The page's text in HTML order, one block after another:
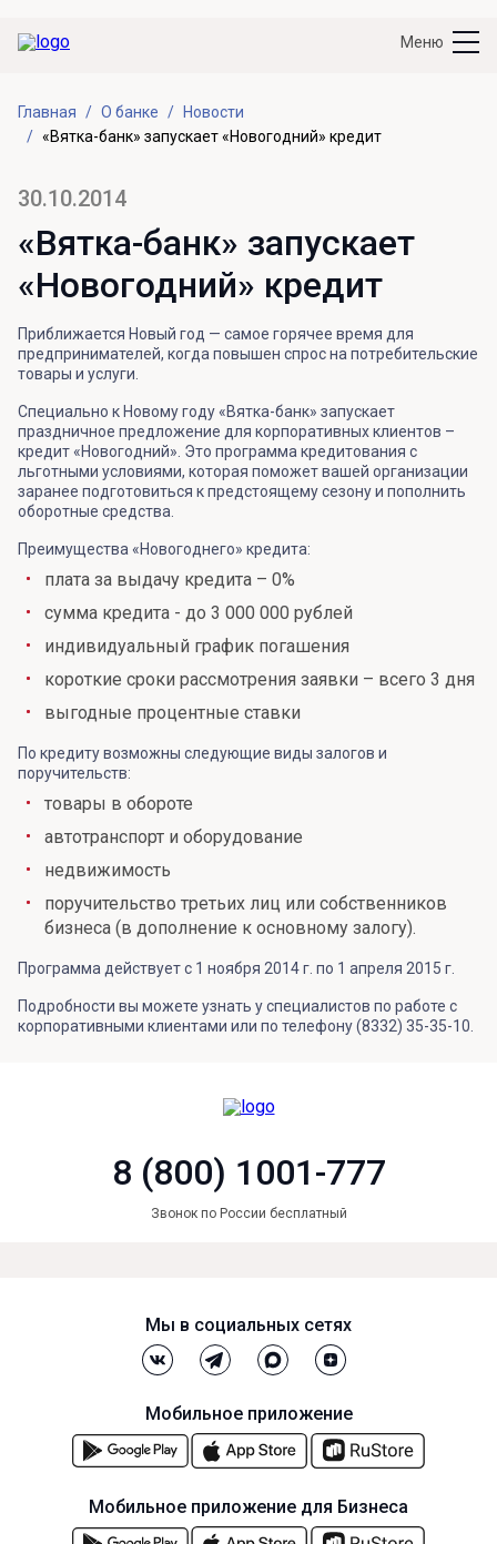
Меню
Главная О банке
Новости
«Вятка-банк» запускает «Новогодний» кредит
30.10.2014
«Вятка-банк» запускает
«Новогодний» кредит
Приближается Новый год — самое горячее время для
предпринимателей, когда повышен спрос на потребительские
товары и услуги.
Специально к Новому году «Вятка-банк» запускает
праздничное предложение для корпоративных клиентов –
кредит «Новогодний». Это программа кредитования с
льготными условиями, которая поможет вашей организации
заранее подготовиться к предстоящему сезону и пополнить
оборотные средства.
Преимущества «Новогоднего» кредита:
плата за выдачу кредита – 0%
сумма кредита - до 3 000 000 рублей
индивидуальный график погашения
короткие сроки рассмотрения заявки – всего 3 дня
выгодные процентные ставки
По кредиту возможны следующие виды залогов и
поручительств:
товары в обороте
автотранспорт и оборудование
недвижимость
поручительство третьих лиц или собственников
бизнеса (в дополнение к основному залогу).
Программа действует с 1 ноября 2014 г. по 1 апреля 2015 г.
Подробности вы можете узнать у специалистов по работе с
корпоративными клиентами или по телефону (8332) 35-35-10.
8 (800) 1001-777
Звонок по России бесплатный
Мы в социальных сетях
Мобильное приложение
Мобильное приложение для Бизнеса